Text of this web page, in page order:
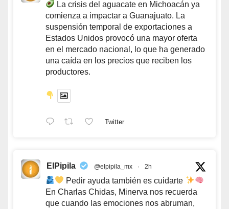
La crisis del aguacate en Michoacán ya
comienza a impactar a Guanajuato. La
suspensión temporal de exportaciones a
Estados Unidos provocó una mayor oferta
en el mercado nacional, lo que ha generado
una caída en los precios que reciben los
productores.
Twitter
ElPipila @elpipila_mx · 2h
Pedir ayuda también es cuidarte
En Charlas Chidas, Minerva nos recuerda
que cuando las emociones nos abruman,